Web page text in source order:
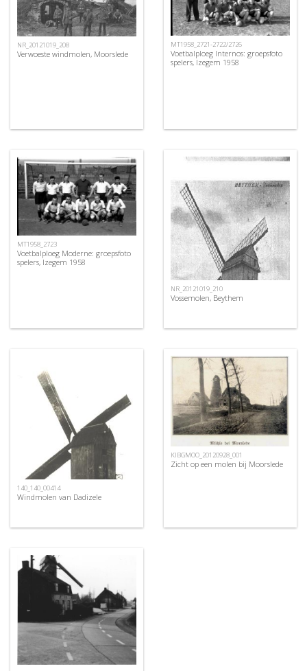
NR_20121019_208
Verwoeste windmolen, Moorslede
MT1958_2721-2722/2726
Voetbalploeg Internos: groepsfoto
spelers, Izegem 1958
MT1958_2723
Voetbalploeg Moderne: groepsfoto
spelers, Izegem 1958
NR_20121019_210
Vossemolen, Beythem
140_140_00414
Windmolen van Dadizele
KIBGMOO_20120928_001
Zicht op een molen bij Moorslede